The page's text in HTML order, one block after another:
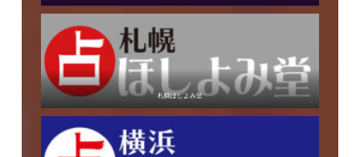
札幌ほしよみ堂